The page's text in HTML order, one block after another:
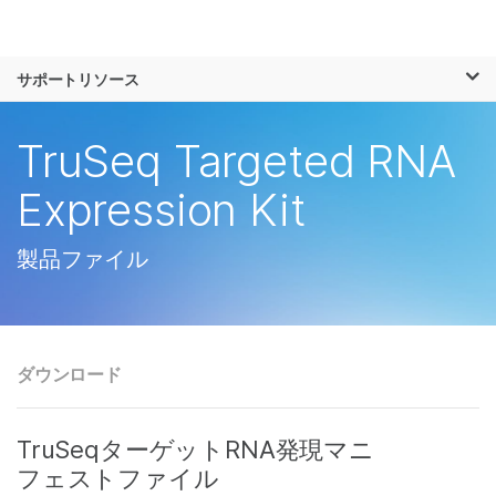
ソリューション
企業情報
サポート
サポートリソース
TruSeq Targeted RNA
Expression Kit
製品ファイル
ダウンロード
TruSeqターゲットRNA発現マニ
フェストファイル
お気に入りの分野を選択すると、関連性の
高いコンテンツへのリンクが表示されます:
がん研究
微生物研究
農学研究
複雑な疾患
臨床オンコロジー
生殖医学
遺伝性および希少疾
患研究